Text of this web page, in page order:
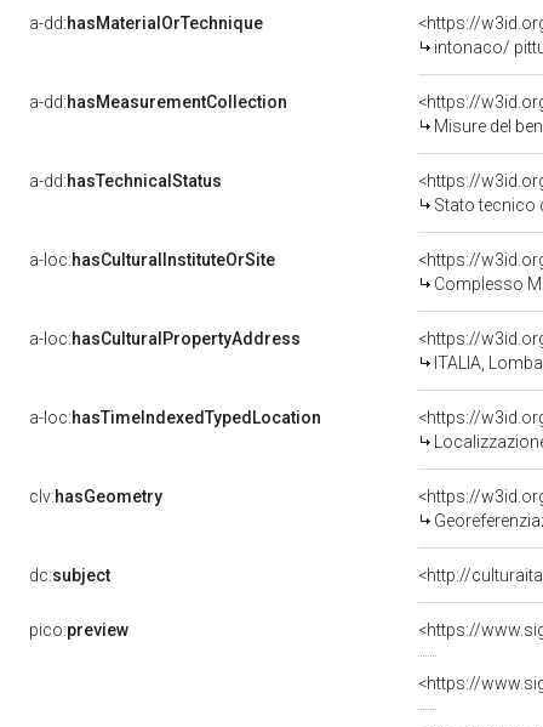
a-dd:hasMaterialOrTechnique
<https://
intonaco/
a-dd:hasMeasurementCollection
<https://
Misure del
a-dd:hasTechnicalStatus
<https://
Stato tecnico
a-loc:hasCulturalInstituteOrSite
Complesso
a-loc:hasCulturalPropertyAddress
<https://
ITALIA,
a-loc:hasTimeIndexedTypedLocation
<https://
clv:hasGeometry
<https://
dc:subject <http://
pico:preview